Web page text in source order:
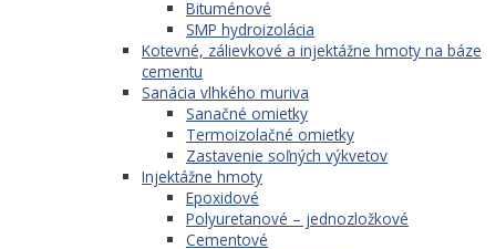
Bituménové
SMP hydroizolácia
Kotevné, zálievkové a injektážne hmoty na báze
cementu
Sanácia vlhkého muriva
Sanačné omietky
Termoizolačné omietky
Zastavenie soľných výkvetov
Injektážne hmoty
Epoxidové
Polyuretanové – jednozložkové
Cementové